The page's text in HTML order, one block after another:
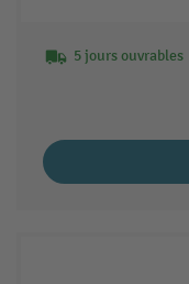
5 jours ouvrables